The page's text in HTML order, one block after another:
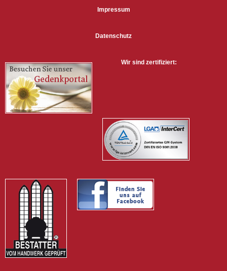
Impressum
Datenschutz
Wir sind zertifiziert:
Diese Seite nutzt Cookies. Durch die weitere Nutzung der
Webseite stimmen Sie der Verwendung von Cookies zu.